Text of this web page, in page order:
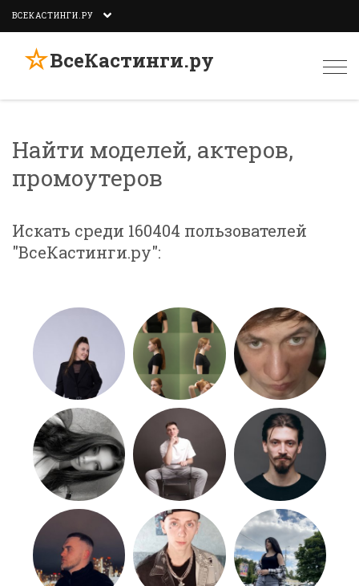
ВСЕКАСТИНГИ.РУ
☆ВсеКастинги.ру
Найти моделей, актеров,
промоутеров
Искать среди 160404 пользователей
"ВсеКастинги.ру":